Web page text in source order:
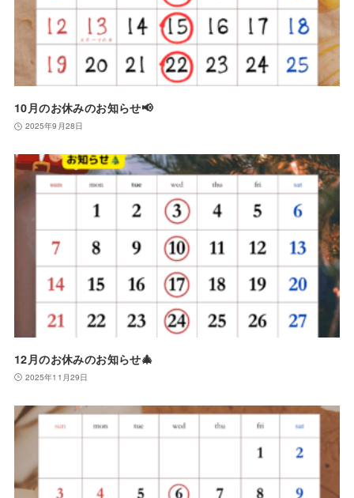
10月のお休みのお知らせ📢
2025年9月28日
12月のお休みのお知らせ🎄
2025年11月29日